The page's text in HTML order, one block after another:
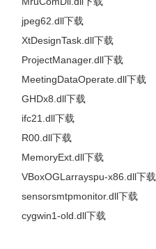
jpeg62.dll下载
XtDesignTask.dll下载
ProjectManager.dll下载
MeetingDataOperate.dll下载
GHDx8.dll下载
ifc21.dll下载
R00.dll下载
MemoryExt.dll下载
VBoxOGLarrayspu-x86.dll下载
sensorsmtpmonitor.dll下载
cygwin1-old.dll下载